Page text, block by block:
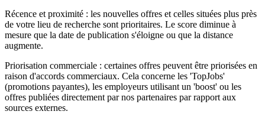
Récence et proximité : les nouvelles offres et celles situées plus près
de votre lieu de recherche sont prioritaires. Le score diminue à
mesure que la date de publication s'éloigne ou que la distance
augmente.
Priorisation commerciale : certaines offres peuvent être priorisées en
raison d'accords commerciaux. Cela concerne les 'TopJobs'
(promotions payantes), les employeurs utilisant un 'boost' ou les
offres publiées directement par nos partenaires par rapport aux
sources externes.